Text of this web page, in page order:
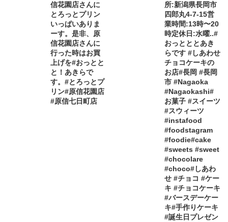
信花園店さんに
とろっとプリン
いっぱいありま
ーす。是非、原
信花園店さんに
行った時はお買
上げを#おっとと
と！あきらで
す。#とろっとプ
リン#原信花園店
#原信七日町店
所:新潟県長岡市
四郎丸4-7-15営
業時間:13時〜20
時定休日:水曜..#
おっとととあき
らです #しあわせ
チョコケーキの
お店#長岡 #長岡
市 #Nagaoka
#Nagaokashi#
お菓子 #スイーツ
#スウィーツ
#instafood
#foodstagram
#foodie#cake
#sweets #sweet
#chocolare
#choco#しあわ
せ #チョコ #ケー
キ #チョコケーキ
#バースデーケー
キ#手作りケーキ
#誕生日プレゼン